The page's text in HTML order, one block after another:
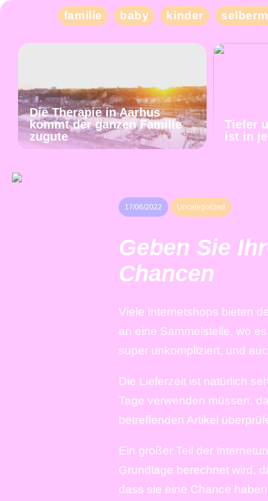
familie baby kinder
Die Therapie in Aarhus
kommt der ganzen Familie
zugute
Tiefer
ist in
17/06/2022 Uncategorized
Geben Sie
Chancen
Viele Internetshops bieten
an eine Sammelstelle, wo
super unkompliziert, und
Die Lieferzeit ist natürlich
Tage verwenden müssen,
betreffenden Artikel
Ein großer Teil der
Grundlage berechnet wird,
dass sie eine Chance